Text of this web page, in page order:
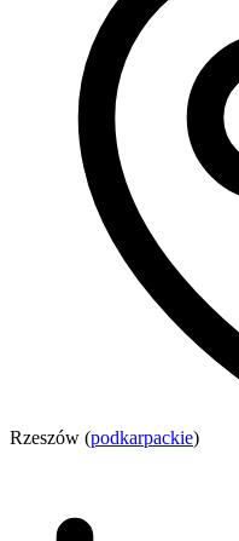
Rzeszów (podkarpackie)